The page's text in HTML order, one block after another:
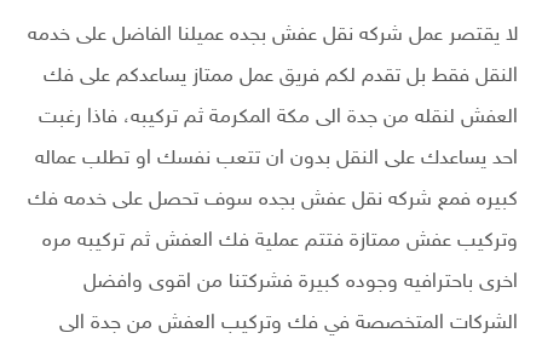
لا يقتصر عمل شركه نقل عفش بجده عميلنا الفاضل على خدمه
النقل فقط بل تقدم لكم فريق عمل ممتاز يساعدكم على فك
العفش لنقله من جدة الى مكة المكرمة ثم تركيبه، فاذا رغبت
احد يساعدك على النقل بدون ان تتعب نفسك او تطلب عماله
كبيره فمع شركه نقل عفش بجده سوف تحصل على خدمه فك
وتركيب عفش ممتازة فتتم عملية فك العفش ثم تركيبه مره
اخرى باحترافيه وجوده كبيرة فشركتنا من اقوى وافضل
الشركات المتخصصة في فك وتركيب العفش من جدة الى